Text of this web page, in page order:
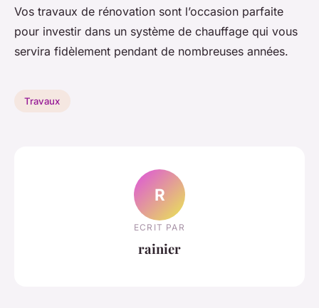
Vos travaux de rénovation sont l’occasion parfaite
pour investir dans un système de chauffage qui vous
servira fidèlement pendant de nombreuses années.
Travaux
R
ECRIT PAR
rainier